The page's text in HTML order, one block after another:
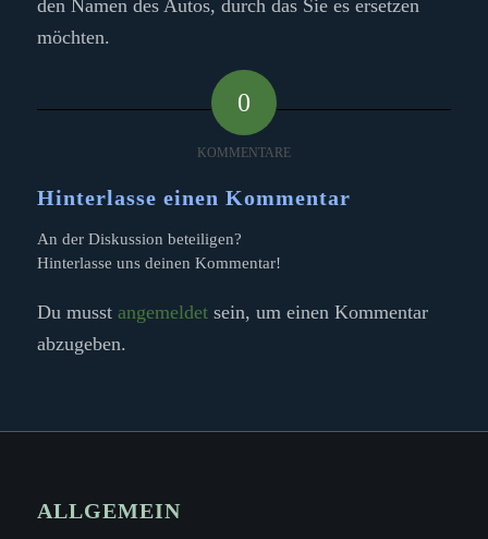
den Namen des Autos, durch das Sie es ersetzen
möchten.
0
KOMMENTARE
Hinterlasse einen Kommentar
An der Diskussion beteiligen?
Hinterlasse uns deinen Kommentar!
Du musst angemeldetsein, um einen Kommentar
abzugeben.
ALLGEMEIN